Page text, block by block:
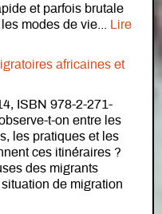
et parfois brutale
modes de vie...
Lire
africaines et
ISBN 978-2-271-
t-on entre les
les pratiques et les
ces itinéraires ?
des migrants
de migration